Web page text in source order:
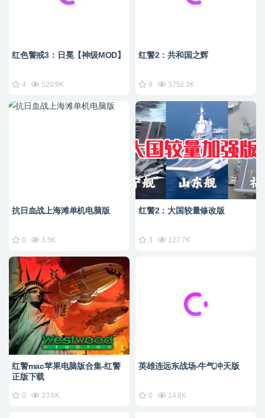
红色警戒3：日冕【神级MOD】
4 520.9K
红警2：共和国之辉
9 3753.3K
抗日血战上海滩单机电脑版
0 3.5K
红警2：大国较量修改版
3 127.7K
红警mac苹果电脑版合集-红警
正版下载
0 23.6K
英雄连远东战场-牛气冲天版
0 14.8K